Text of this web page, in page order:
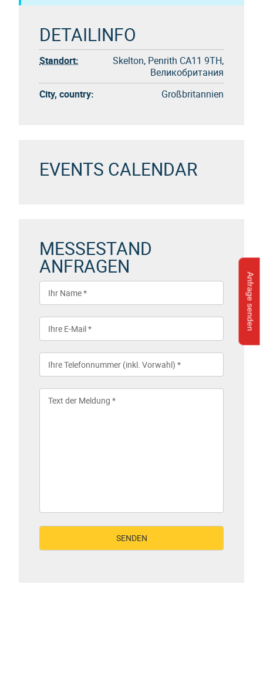
Anfrage senden
DETAILINFO
Standort:
Skelton, Penrith CA11 9TH,
Великобритания
City, country:
Großbritannien
EVENTS CALENDAR
MESSESTAND
ANFRAGEN